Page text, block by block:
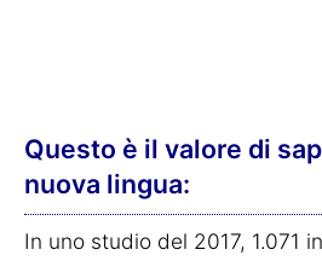
Questo è il valore di
nuova lingua:
In uno studio del 2017, 1.071